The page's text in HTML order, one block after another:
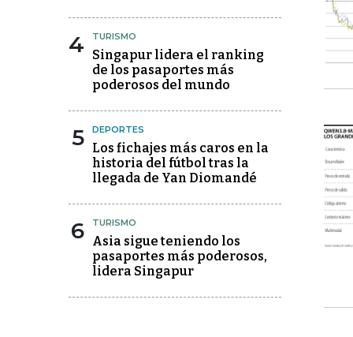
4 TURISMO
Singapur lidera el ranking
de los pasaportes más
poderosos del mundo
5 DEPORTES
Los fichajes más caros en la
historia del fútbol tras la
llegada de Yan Diomandé
6 TURISMO
Asia sigue teniendo los
pasaportes más poderosos,
lidera Singapur